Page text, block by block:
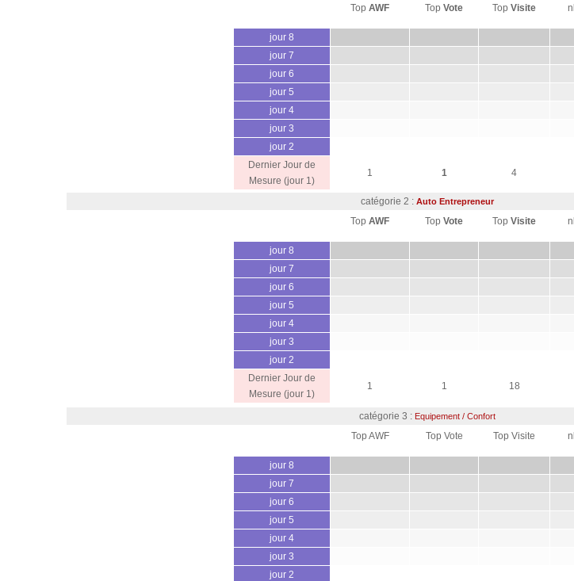
Top AWF Top Vote Top Visite
jour 8
jour 7
jour 6
jour 5
jour 4
jour 3
jour 2
Dernier Jour de
Mesure (jour 1)
1 1 4
catégorie 2 : Auto Entrepreneur
Top AWF Top Vote Top Visite
jour 8
jour 7
jour 6
jour 5
jour 4
jour 3
jour 2
Dernier Jour de
Mesure (jour 1)
1 1 18
catégorie 3 : Equipement / Confort
Top AWF Top Vote Top Visite
jour 8
jour 7
jour 6
jour 5
jour 4
jour 3
jour 2